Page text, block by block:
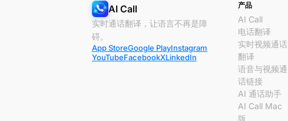
AI Call
实时通话翻译，让语言不再是障
碍。
App StoreGoogle PlayInstagram
YouTubeFacebookXLinkedIn
产品
AI Call
电话翻译
实时视频通话
翻译
语音与视频通
话链接
AI 通话助手
AI Call Mac
版